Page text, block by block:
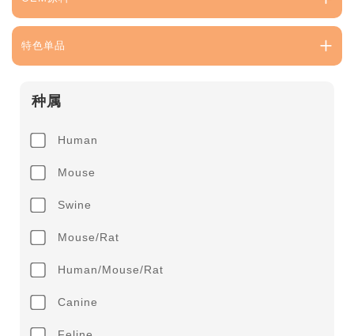
特色单品
种属
Human
Mouse
Swine
Mouse/Rat
Human/Mouse/Rat
Canine